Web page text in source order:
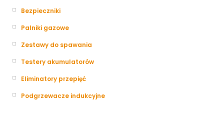
Bezpieczniki
Palniki gazowe
Zestawy do spawania
Testery akumulatorów
Eliminatory przepięć
Podgrzewacze indukcyjne